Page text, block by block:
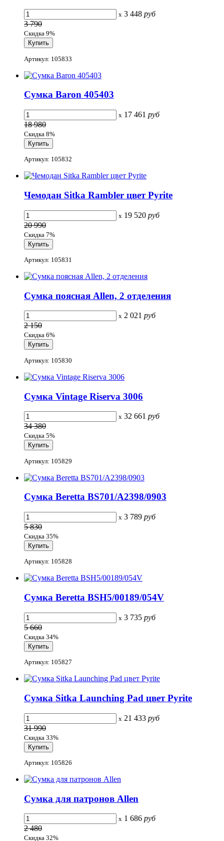
x 3 448 руб
3 790
Скидка 9%
Артикул: 105833
Сумка Baron 405403
x 17 461 руб
18 980
Скидка 8%
Артикул: 105832
Чемодан Sitka Rambler цвет Pyrite
x 19 520 руб
20 990
Скидка 7%
Артикул: 105831
Сумка поясная Allen, 2 отделения
x 2 021 руб
2 150
Скидка 6%
Артикул: 105830
Сумка Vintage Riserva 3006
x 32 661 руб
34 380
Скидка 5%
Артикул: 105829
Сумка Beretta BS701/A2398/0903
x 3 789 руб
5 830
Скидка 35%
Артикул: 105828
Сумка Beretta BSH5/00189/054V
x 3 735 руб
5 660
Скидка 34%
Артикул: 105827
Сумка Sitka Launching Pad цвет Pyrite
x 21 433 руб
31 990
Скидка 33%
Артикул: 105826
Сумка для патронов Allen
x 1 686 руб
2 480
Скидка 32%